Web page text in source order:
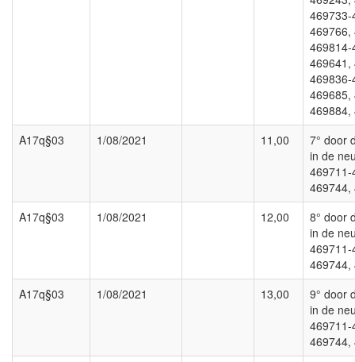
469766,
469641,
469685,
469884,
A17q§03
1/08/2021 11,00
7° door
in de
469744,
A17q§03
1/08/2021 12,00
8° door
in de
469744,
A17q§03
1/08/2021 13,00
9° door
in de
469744,